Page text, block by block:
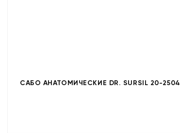
САБО АНАТОМИЧЕСКИЕ DR. SURSIL 20-2504